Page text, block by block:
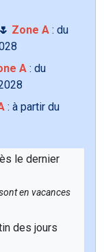
Zone A : du
A : du
: à partir du
le dernier
en vacances
des jours